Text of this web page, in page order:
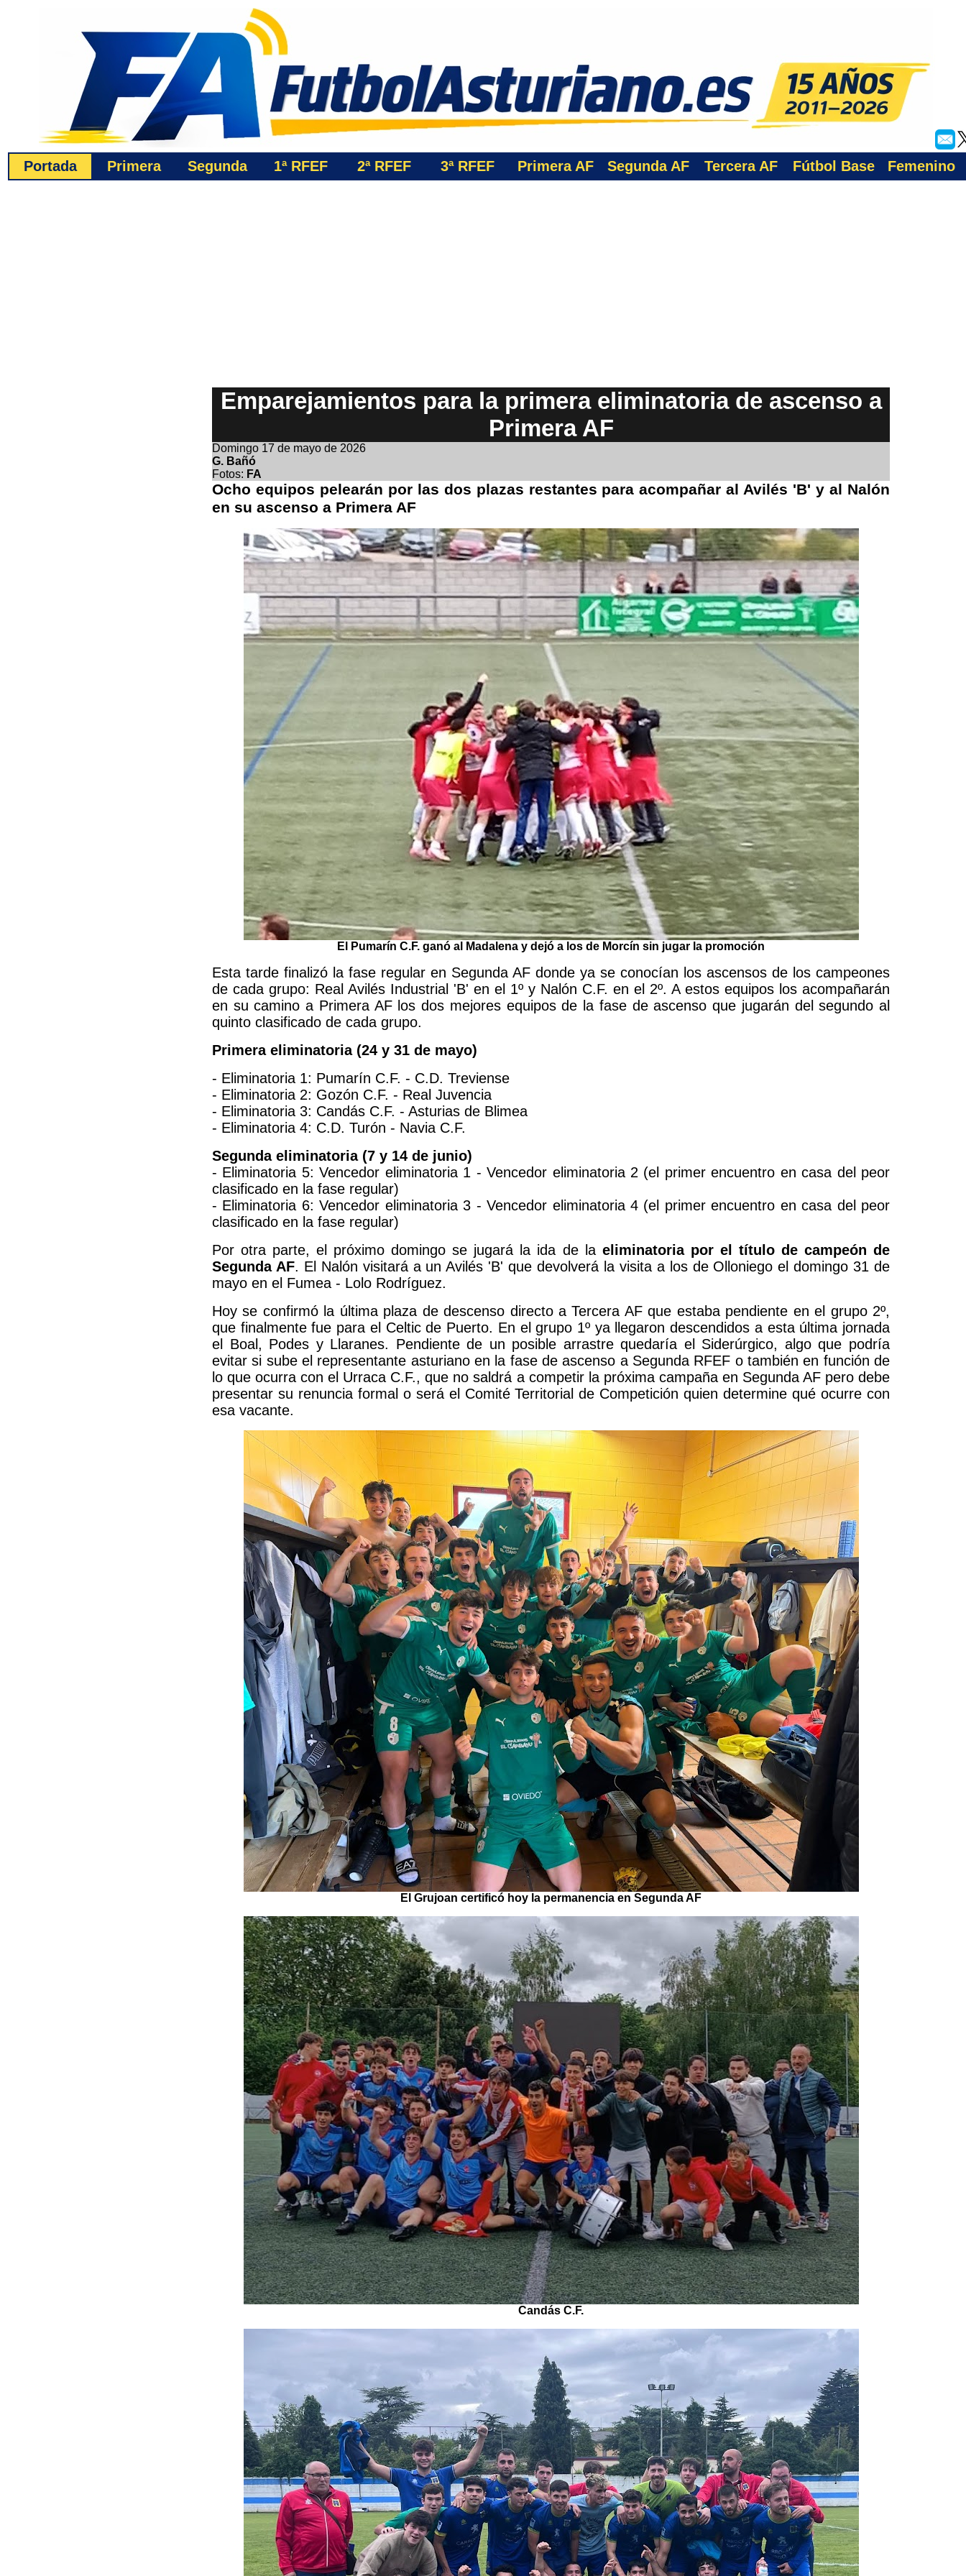
Portada Primera Segunda 1ªRFEF 2ª RFEF 3ªRFEF Primera AF Segunda AF Tercera AF Fútbol Base Femenino
Emparejamientos para la primera eliminatoria de ascenso a
Primera AF
Domingo 17 de mayo de 2026
G. Bañó
Fotos: FA
Ocho equipos pelearán por las dos plazas restantes para acompañar al Avilés 'B' y al Nalón
en su ascenso a Primera AF
El Pumarín C.F. ganó al Madalena y dejó a los de Morcín sin jugar la promoción
Esta tarde finalizó la fase regular en Segunda AF donde ya se conocían los ascensos de los campeones
de cada grupo: Real Avilés Industrial 'B' en el 1º y Nalón C.F. en el 2º. A estos equipos los acompañarán
en su camino a Primera AF los dos mejores equipos de la fase de ascenso que jugarán del segundo al
quinto clasificado de cada grupo.
Primera eliminatoria (24 y 31 de mayo)
- Eliminatoria 1: Pumarín C.F. - C.D. Treviense
- Eliminatoria 2: Gozón C.F. - Real Juvencia
- Eliminatoria 3: Candás C.F. - Asturias de Blimea
- Eliminatoria 4: C.D. Turón - Navia C.F.
Segunda eliminatoria (7 y 14 de junio)
- Eliminatoria 5: Vencedor eliminatoria 1 - Vencedor eliminatoria 2 (el primer encuentro en casa del peor
clasificado en la fase regular)
- Eliminatoria 6: Vencedor eliminatoria 3 - Vencedor eliminatoria 4 (el primer encuentro en casa del peor
clasificado en la fase regular)
Por otra parte, el próximo domingo se jugará la ida de la eliminatoria por el título de campeón de
Segunda AF. El Nalón visitará a un Avilés 'B' que devolverá la visita a los de Olloniego el domingo 31 de
mayo en el Fumea - Lolo Rodríguez.
Hoy se confirmó la última plaza de descenso directo a Tercera AF que estaba pendiente en el grupo 2º,
que finalmente fue para el Celtic de Puerto. En el grupo 1º ya llegaron descendidos a esta última jornada
el Boal, Podes y Llaranes. Pendiente de un posible arrastre quedaría el Siderúrgico, algo que podría
evitar si sube el representante asturiano en la fase de ascenso a Segunda RFEF o también en función de
lo que ocurra con el Urraca C.F., que no saldrá a competir la próxima campaña en Segunda AF pero debe
presentar su renuncia formal o será el Comité Territorial de Competición quien determine qué ocurre con
esa vacante.
El Grujoan certificó hoy la permanencia en Segunda AF
Candás C.F.